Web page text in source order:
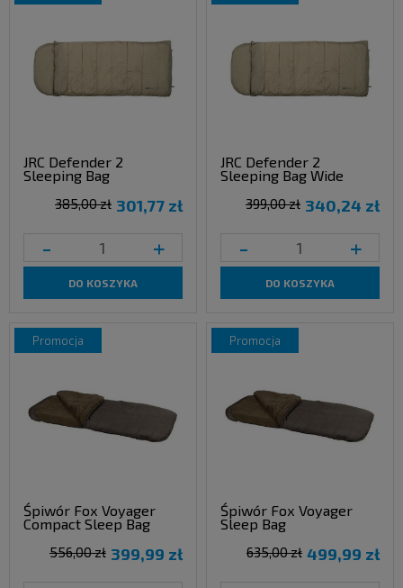
JRC Defender 2
Sleeping Bag
301,77 zł
385,00 zł
- +
DO KOSZYKA
JRC Defender 2
Sleeping Bag Wide
340,24 zł
399,00 zł
- +
DO KOSZYKA
Śpiwór Fox Voyager
Compact Sleep Bag
399,99 zł
556,00 zł
promocja
Śpiwór Fox Voyager
Sleep Bag
499,99 zł
635,00 zł
promocja